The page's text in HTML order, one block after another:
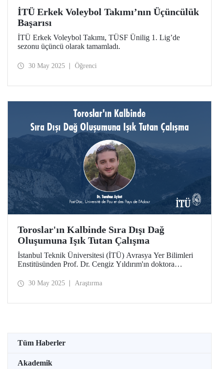
İTÜ Erkek Voleybol Takımı’nın Üçüncülük
Başarısı
İTÜ Erkek Voleybol Takımı, TÜSF Ünilig 1. Lig’de
sezonu üçüncü olarak tamamladı.
30 May 2025 Öğrenci
Toroslar'ın Kalbinde Sıra Dışı Dağ
Oluşumuna Işık Tutan Çalışma
İstanbul Teknik Üniversitesi (İTÜ) Avrasya Yer Bilimleri
Enstitüsünden Prof. Dr. Cengiz Yıldırım'ın doktora
oluşumu teorilerine yeni bir bakış açısı getiren çalışması
30 May 2025 Araştırma
Tüm Haberler
Akademik